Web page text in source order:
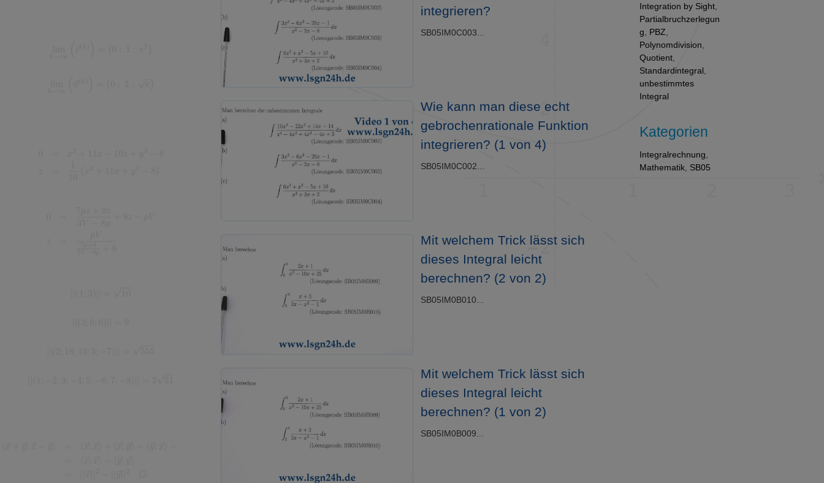
integrieren?
SB05IM0C003...
Wie kann man diese echt
gebrochenrationale Funktion
integrieren? (1 von 4)
SB05IM0C002...
Mit welchem Trick lässt sich
dieses Integral leicht
berechnen? (2 von 2)
SB05IM0B010...
Mit welchem Trick lässt sich
dieses Integral leicht
berechnen? (1 von 2)
SB05IM0B009...
Integration by Sight
Partialbruchzerlegun
g
PBZ
Polynomdivision
Quotient
Standardintegral
unbestimmtes
Integral
Kategorien
Integralrechnung
Mathematik SB05